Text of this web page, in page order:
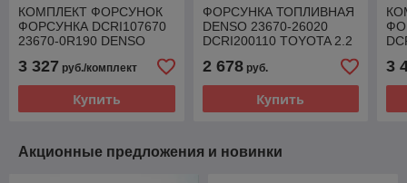
КОМПЛЕКТ ФОРСУНОК
ФОРСУНКА DCRI107670
23670-0R190 DENSO
TOYOTA AURIS AVENSIS
VERSO 2.0
3 327 руб./комплект
Купить
ФОРСУНКА ТОПЛИВНАЯ
DENSO 23670-26020
DCRI200110 TOYOTA 2.2
2 678руб.
Купить
3
Акционные предложения и новинки